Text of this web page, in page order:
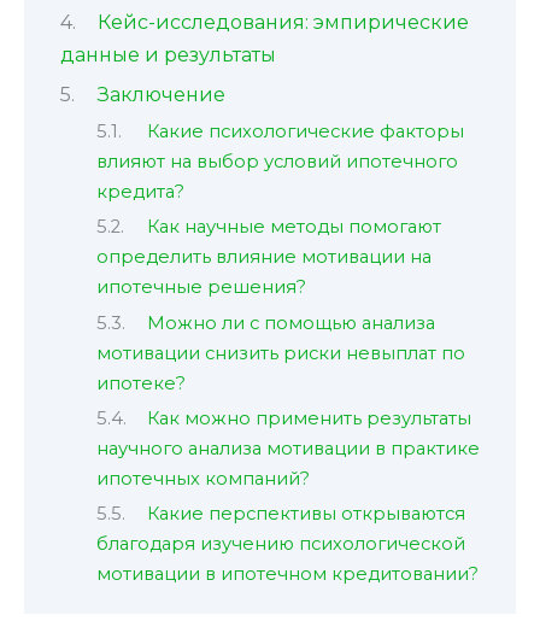
Кейс-исследования: эмпирические
данные и результаты
Заключение
Какие психологические факторы
влияют на выбор условий ипотечного
кредита?
Как научные методы помогают
определить влияние мотивации на
ипотечные решения?
Можно ли с помощью анализа
мотивации снизить риски невыплат по
ипотеке?
Как можно применить результаты
научного анализа мотивации в практике
ипотечных компаний?
Какие перспективы открываются
благодаря изучению психологической
мотивации в ипотечном кредитовании?